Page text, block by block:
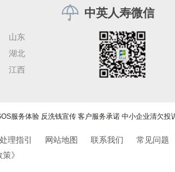
山东
湖北
江西
中英人寿微信
服务体验 反洗钱宣传 客户服务承诺 中小企业清欠投
理指引 网站地图 联系我们 常见问题
》